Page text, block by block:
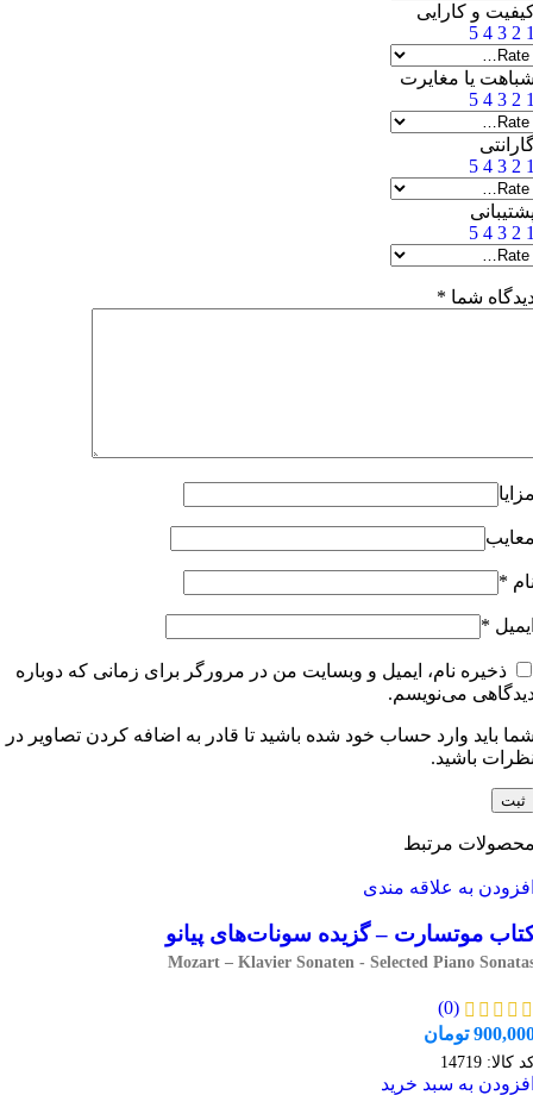
و کارایی
2
3
4
5
یا مغایرت
2
3
4
5
2
3
4
5
2
3
4
5
شما *
*
*
ذخیره نام، ایمیل و وبسایت من در مرورگر برای زمانی که دوباره
می‌نویسم.
باید وارد حساب خود شده باشید تا قادر به اضافه کردن تصاویر در
باشید.
مرتبط
به علاقه مندی
موتسارت – گزیده سونات‌های پیانو
Mozart – Klavier Sonaten - Selected Piano
(0)
تومان
کالا: 14719
به سبد خرید